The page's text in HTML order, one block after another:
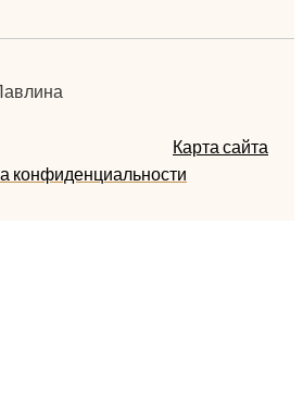
Карта сайта
конфиденциальности